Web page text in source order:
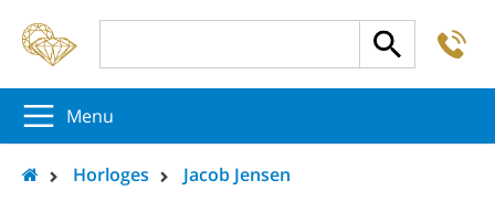
Menu
Horloges Jacob Jensen